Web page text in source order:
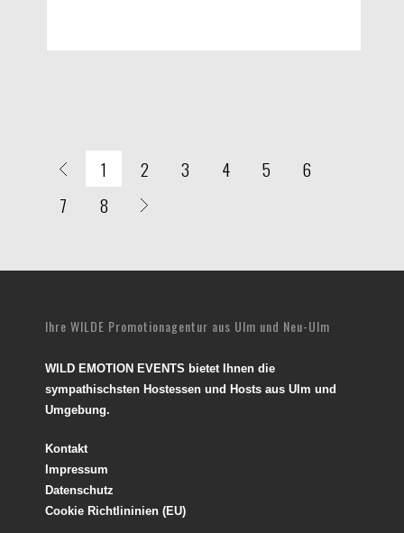
1 2 3 4 5
6
7
8
Ihre WILDE Promotionagentur aus Ulm und Neu-Ulm
WILD EMOTION EVENTS bietet Ihnen die
sympathischsten Hostessen und Hosts aus Ulm und
Umgebung.
Kontakt
Impressum
Datenschutz
Cookie Richtlininien (EU)